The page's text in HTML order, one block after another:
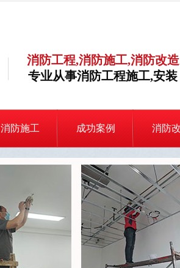
消防工程,消防施工,消防改造
专业从事消防工程施工,安装
消防施工 成功案例 消防